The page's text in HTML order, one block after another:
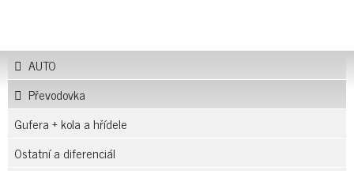
AUTO
Převodovka
Gufera + kola a hřídele
Ostatní a diferenciál